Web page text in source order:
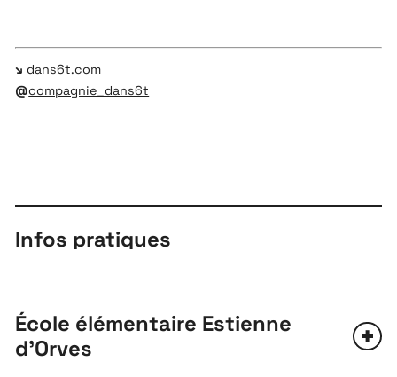
↘dans6t.com
@compagnie_dans6t
Infos pratiques
École élémentaire Estienne
d’Orves